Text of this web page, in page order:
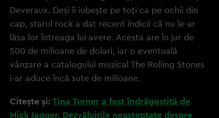
Deveraux. Deși îi iubește pe toți ca pe ochii din
cap, starul rock a dat recent indicii că nu le-ar
lăsa lor întreaga lui avere. Acesta are în jur de
500 de milioane de dolari, iar o eventuală
vânzare a catalogului muzical The Rolling Stones
i-ar aduce încă sute de milioane.
Citește și: Tina Turner a fost îndrăgostită de
Mick Jagger. Dezvăluirile neașteptate despre